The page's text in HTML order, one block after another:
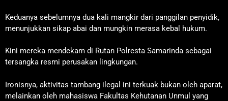
Keduanya sebelumnya dua kali mangkir dari panggilan penyidik,
menunjukkan sikap abai dan mungkin merasa kebal hukum.
Kini mereka mendekam di Rutan Polresta Samarinda sebagai
tersangka resmi perusakan lingkungan.
Ironisnya, aktivitas tambang ilegal ini terkuak bukan oleh aparat,
melainkan oleh mahasiswa Fakultas Kehutanan Unmul yang